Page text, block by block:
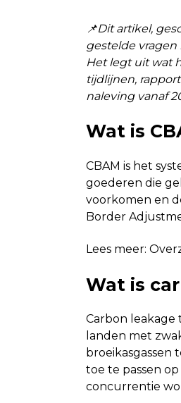
📌Dit artikel,
gestelde vragen
Het legt uit wat
tijdlijnen,
naleving vanaf
Wat is
CBAM is het
goederen die
voorkomen en
Border
Lees meer:
Wat is
Carbon
landen met
broeikasgassen
toe te passen
concurrentie